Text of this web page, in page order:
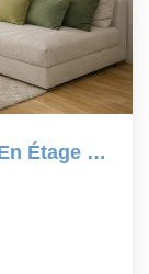
Magnifique Studio Refait À Neuf En Étage Élevé Avec...